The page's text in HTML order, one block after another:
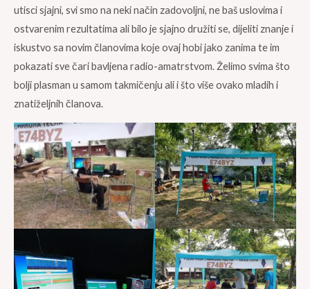
utisci sjajni, svi smo na neki način zadovoljni, ne baš uslovima i
ostvarenim rezultatima ali bilo je sjajno družiti se, dijeliti znanje i
iskustvo sa novim članovima koje ovaj hobi jako zanima te im
pokazati sve čari bavljena radio-amatrstvom. Želimo svima što
bolji plasman u samom takmičenju ali i što više ovako mladih i
znatiželjnih članova.